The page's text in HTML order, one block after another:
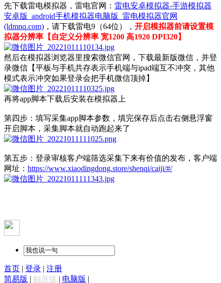
先下载雷电模拟器，雷电官网： 雷电安卓模拟器-手游模拟器
安卓版_android手机模拟器电脑版_雷电模拟器官网
(ldmnq.com) ，请下载雷电9（64位）， 开启模拟器前请设置模
拟器分辨率【自定义分辨率 宽1200 高1920 DPI320】
然后在模拟器浏览器里搜索微信官网，下载最新版微信，并登
录微信【平板与手机共存表示手机端与ipad端互不冲突，其他
模式表示冲突如果登录会把手机微信顶掉】
再将app脚本下载后安装在模拟器上
第四步：填写采集app脚本参数，填完保存后点击右侧悬浮窗
开启脚本，采集脚本就自动跑起来了
第五步：登录审核客户端筛选采集下来有价值的发布，客户端
网址： https://www.xiaodingdong.store/shenqi/caiji/#/
首页 | 登录 | 注册
简易版 | 触屏版 | 电脑版 |